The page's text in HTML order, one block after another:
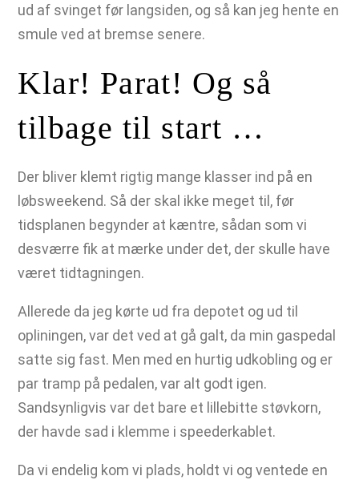
ud af svinget før langsiden, og så kan jeg hente en
smule ved at bremse senere.
Klar! Parat! Og så
tilbage til start …
Der bliver klemt rigtig mange klasser ind på en
løbsweekend. Så der skal ikke meget til, før
tidsplanen begynder at kæntre, sådan som vi
desværre fik at mærke under det, der skulle have
været tidtagningen.
Allerede da jeg kørte ud fra depotet og ud til
opliningen, var det ved at gå galt, da min gaspedal
satte sig fast. Men med en hurtig udkobling og er
par tramp på pedalen, var alt godt igen.
Sandsynligvis var det bare et lillebitte støvkorn,
der havde sad i klemme i speederkablet.
Da vi endelig kom vi plads, holdt vi og ventede en